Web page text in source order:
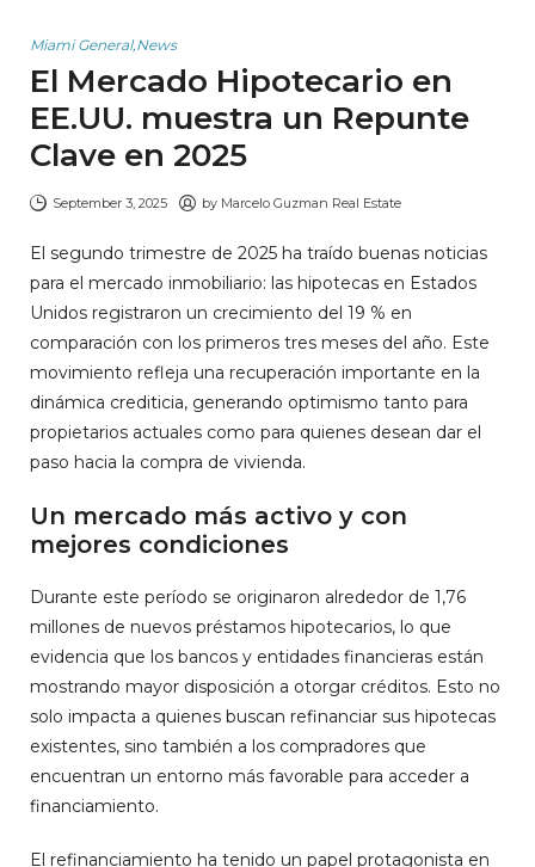
Miami General,News
El Mercado Hipotecario en
EE.UU. muestra un Repunte
Clave en 2025
September 3, 2025 by Marcelo Guzman Real Estate
El segundo trimestre de 2025 ha traído buenas noticias
para el mercado inmobiliario: las hipotecas en Estados
Unidos registraron un crecimiento del 19 % en
comparación con los primeros tres meses del año. Este
movimiento refleja una recuperación importante en la
dinámica crediticia, generando optimismo tanto para
propietarios actuales como para quienes desean dar el
paso hacia la compra de vivienda.
Un mercado más activo y con
mejores condiciones
Durante este período se originaron alrededor de 1,76
millones de nuevos préstamos hipotecarios, lo que
evidencia que los bancos y entidades financieras están
mostrando mayor disposición a otorgar créditos. Esto no
solo impacta a quienes buscan refinanciar sus hipotecas
existentes, sino también a los compradores que
encuentran un entorno más favorable para acceder a
financiamiento.
El refinanciamiento ha tenido un papel protagonista en